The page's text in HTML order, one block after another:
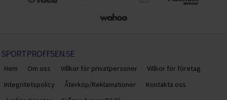
SPORTPROFFSEN.SE
Hem Om oss Villkor för privatpersoner
Villkor för företag
Integritetspolicy
Återköp/Reklamationer
Kontakta oss